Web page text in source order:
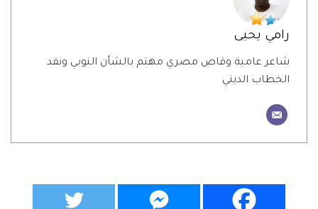
رامي يحيى
شاعر عامية وقاص مصري مهتم بالشأن النوبي ونقد
الخطاب الديني